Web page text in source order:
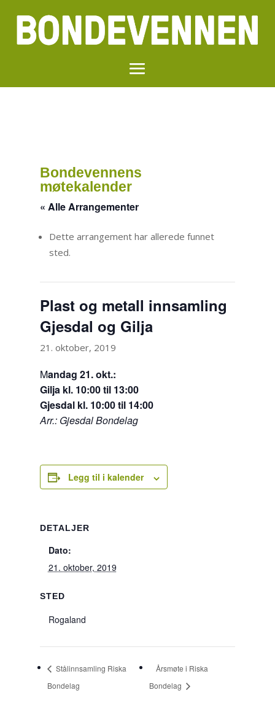
Bondevennens
møtekalender
« Alle Arrangementer
Dette arrangement har allerede funnet
sted.
Plast og metall innsamling
Gjesdal og Gilja
21. oktober, 2019
Mandag 21. okt.:
Gilja kl. 10:00 til 13:00
Gjesdal kl. 10:00 til 14:00
Arr.: Gjesdal Bondelag
Legg til i kalender
DETALJER
Dato:
21. oktober, 2019
STED
Rogaland
Stålinnsamling Riska
Bondelag
Årsmøte i Riska
Bondelag